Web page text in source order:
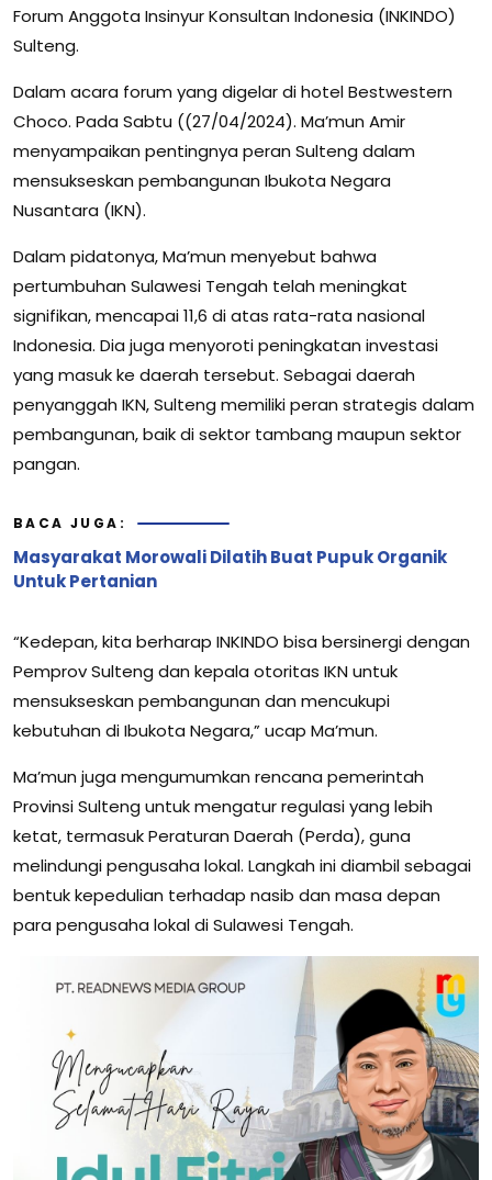
Forum Anggota Insinyur Konsultan Indonesia (INKINDO)
Sulteng.
Dalam acara forum yang digelar di hotel Bestwestern
Choco. Pada Sabtu ((27/04/2024). Ma’mun Amir
menyampaikan pentingnya peran Sulteng dalam
mensukseskan pembangunan Ibukota Negara
Nusantara (IKN).
Dalam pidatonya, Ma’mun menyebut bahwa
pertumbuhan Sulawesi Tengah telah meningkat
signifikan, mencapai 11,6 di atas rata-rata nasional
Indonesia. Dia juga menyoroti peningkatan investasi
yang masuk ke daerah tersebut. Sebagai daerah
penyanggah IKN, Sulteng memiliki peran strategis dalam
pembangunan, baik di sektor tambang maupun sektor
pangan.
BACA JUGA:
Masyarakat Morowali Dilatih Buat Pupuk Organik
Untuk Pertanian
“Kedepan, kita berharap INKINDO bisa bersinergi dengan
Pemprov Sulteng dan kepala otoritas IKN untuk
mensukseskan pembangunan dan mencukupi
kebutuhan di Ibukota Negara,” ucap Ma’mun.
Ma’mun juga mengumumkan rencana pemerintah
Provinsi Sulteng untuk mengatur regulasi yang lebih
ketat, termasuk Peraturan Daerah (Perda), guna
melindungi pengusaha lokal. Langkah ini diambil sebagai
bentuk kepedulian terhadap nasib dan masa depan
para pengusaha lokal di Sulawesi Tengah.